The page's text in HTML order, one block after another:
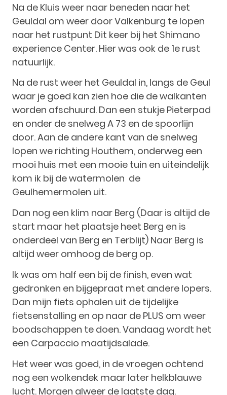
Na de Kluis weer naar beneden naar het
Geuldal om weer door Valkenburg te lopen
naar het rustpunt Dit keer bij het Shimano
experience Center. Hier was ook de 1e rust
natuurlijk.
Na de rust weer het Geuldal in, langs de Geul
waar je goed kan zien hoe die de walkanten
worden afschuurd. Dan een stukje Pieterpad
en onder de snelweg A 73 en de spoorlijn
door. Aan de andere kant van de snelweg
lopen we richting Houthem, onderweg een
mooi huis met een mooie tuin en uiteindelijk
kom ik bij de watermolen de
Geulhemermolen uit.
Dan nog een klim naar Berg (Daar is altijd de
start maar het plaatsje heet Berg en is
onderdeel van Berg en Terblijt) Naar Berg is
altijd weer omhoog de berg op.
Ik was om half een bij de finish, even wat
gedronken en bijgepraat met andere lopers.
Dan mijn fiets ophalen uit de tijdelijke
fietsenstalling en op naar de PLUS om weer
boodschappen te doen. Vandaag wordt het
een Carpaccio maatijdsalade.
Het weer was goed, in de vroegen ochtend
nog een wolkendek maar later helkblauwe
lucht. Morgen alweer de laatste dag.